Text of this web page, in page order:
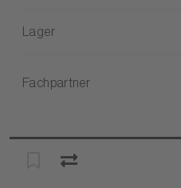
Lager
Fachpartner